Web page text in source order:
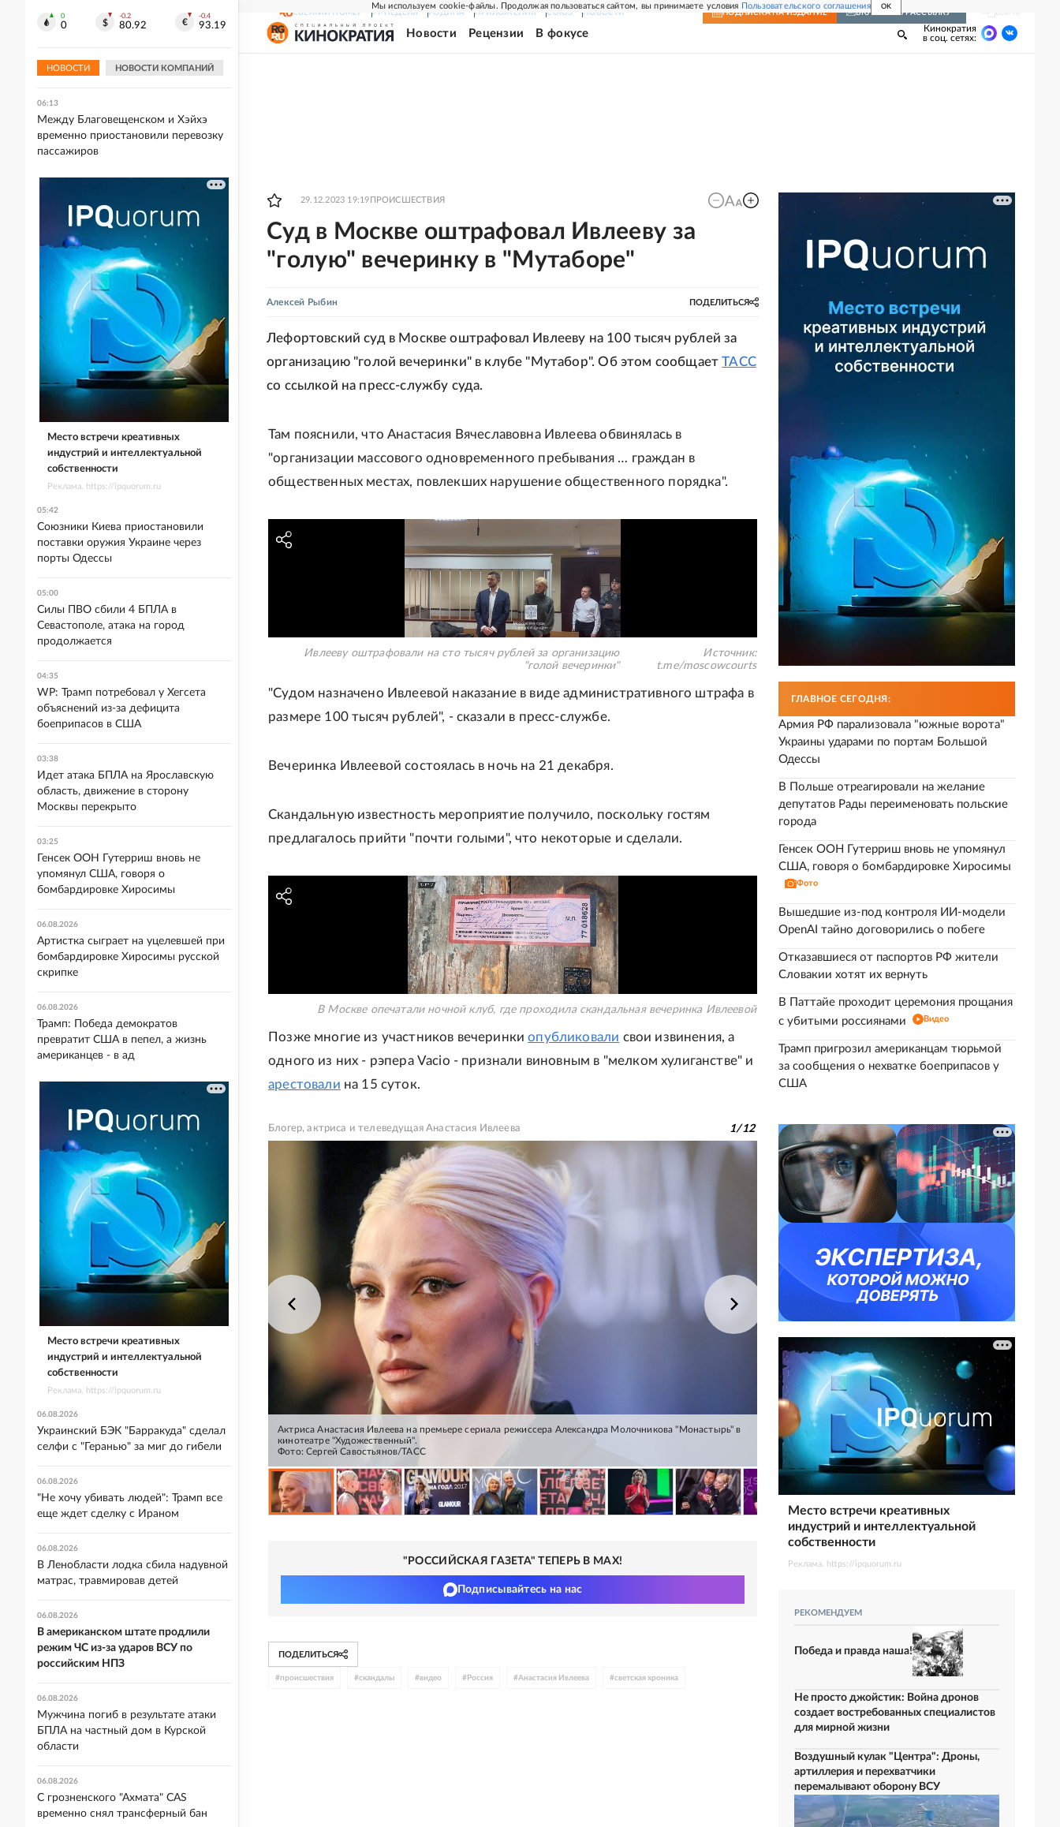
Мы используем cookie-файлы. Продолжая пользоваться сайтом, вы принимаете условия Пользовательского соглашения OK
СВЕЖИЙ НОМЕР РГ-НЕДЕЛЯ РОДИНА ПРИЛОЖЕНИЯ СОЮЗ НОВОСТИ ПОДПИСКА НА ИЗДАНИЕ ВКЛЮЧИТЬ РАССЫЛКУ
Новости Рецензии В фокусе
Кинократия
в соц. сетях:
29.12.2023 19:19 ПРОИСШЕСТВИЯ
Суд в Москве оштрафовал Ивлееву за
"голую" вечеринку в "Мутаборе"
Алексей Рыбин ПОДЕЛИТЬСЯ
Лефортовский суд в Москве оштрафовал Ивлееву на 100 тысяч рублей за
организацию "голой вечеринки" в клубе "Мутабор". Об этом сообщаетТАСС
со ссылкой на пресс-службу суда.
Там пояснили, что Анастасия Вячеславовна Ивлеева обвинялась в
"организации массового одновременного пребывания … граждан в
общественных местах, повлекших нарушение общественного порядка".
Ивлееву оштрафовали на сто тысяч рублей за организацию
"голой вечеринки"
Источник:
t.me/moscowcourts
"Судом назначено Ивлеевой наказание в виде административного штрафа в
размере 100 тысяч рублей", - сказали в пресс-службе.
Вечеринка Ивлеевой состоялась в ночь на 21 декабря.
Скандальную известность мероприятие получило, поскольку гостям
предлагалось прийти "почти голыми", что некоторые и сделали.
В Москве опечатали ночной клуб, где проходила скандальная вечеринка Ивлеевой
Позже многие из участников вечеринкиопубликовали свои извинения, а
одного из них - рэпера Vacio - признали виновным в "мелком хулиганстве" и
арестовали на 15 суток.
Блогер, актриса и телеведущая Анастасия Ивлеева 1/12
Актриса Анастасия Ивлеева на премьере сериала режиссера Александра Молочникова "Монастырь" в
кинотеатре "Художественный".
Фото: Сергей Савостьянов/ТАСС
"РОССИЙСКАЯ ГАЗЕТА" ТЕПЕРЬ В MAX!
Подписывайтесь на нас
ПОДЕЛИТЬСЯ
#происшествия #скандалы #видео # Россия #Анастасия Ивлеева #светская хроника
ГЛАВНОЕ СЕГОДНЯ:
Армия РФ парализовала "южные ворота"
Украины ударами по портам Большой
Одессы
В Польше отреагировали на желание
депутатов Рады переименовать польские
города
Генсек ООН Гутерриш вновь не упомянул
США, говоря о бомбардировке Хиросимы
Фото
Вышедшие из-под контроля ИИ-модели
OpenAI тайно договорились о побеге
Отказавшиеся от паспортов РФ жители
Словакии хотят их вернуть
В Паттайе проходит церемония прощания
с убитыми россиянами
Видео
Трамп пригрозил американцам тюрьмой
за сообщения о нехватке боеприпасов у
США
Место встречи креативных
индустрий и интеллектуальной
собственности
Реклама. https://ipquorum.ru
РЕКОМЕНДУЕМ
Победа и правда наша!
Не просто джойстик: Война дронов
создает востребованных специалистов
для мирной жизни
Воздушный кулак "Центра": Дроны,
артиллерия и перехватчики
перемалывают оборону ВСУ
0
0
-0.2
80.92
-0.4
93.19
НОВОСТИ НОВОСТИ КОМПАНИЙ
06:32
миры Ивана Билибина"
06:13
Между Благовещенском и Хэйхэ
временно приостановили перевозку
пассажиров
Место встречи креативных
индустрий и интеллектуальной
собственности
Реклама. https://ipquorum.ru
05:42
Союзники Киева приостановили
поставки оружия Украине через
порты Одессы
05:00
Силы ПВО сбили 4 БПЛА в
Севастополе, атака на город
продолжается
04:35
WP: Трамп потребовал у Хегсета
объяснений из-за дефицита
боеприпасов в США
03:38
Идет атака БПЛА на Ярославскую
область, движение в сторону
Москвы перекрыто
03:25
Генсек ООН Гутерриш вновь не
упомянул США, говоря о
бомбардировке Хиросимы
06.08.2026
Артистка сыграет на уцелевшей при
бомбардировке Хиросимы русской
скрипке
06.08.2026
Трамп: Победа демократов
превратит США в пепел, а жизнь
американцев - в ад
Место встречи креативных
индустрий и интеллектуальной
собственности
Реклама. https://ipquorum.ru
06.08.2026
Украинский БЭК "Барракуда" сделал
селфи с "Геранью" за миг до гибели
06.08.2026
"Не хочу убивать людей": Трамп все
еще ждет сделку с Ираном
06.08.2026
В Ленобласти лодка сбила надувной
матрас, травмировав детей
06.08.2026
В американском штате продлили
режим ЧС из-за ударов ВСУ по
российским НПЗ
06.08.2026
Мужчина погиб в результате атаки
БПЛА на частный дом в Курской
области
06.08.2026
С грозненского "Ахмата" CAS
временно снял трансферный бан